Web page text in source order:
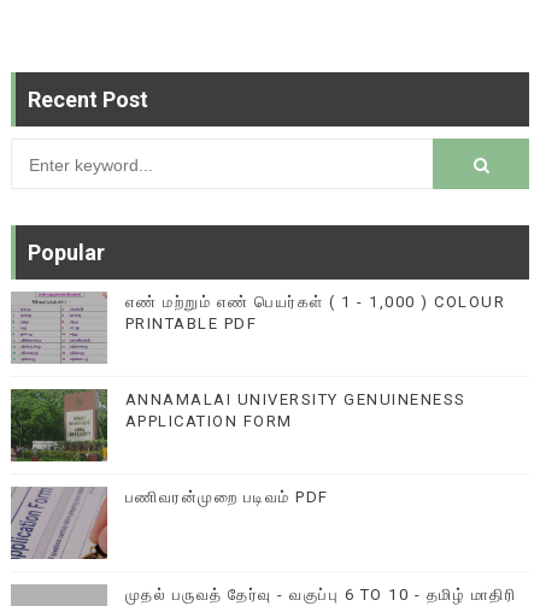
Recent Post
Popular
எண் மற்றும் எண் பெயர்கள் ( 1 - 1,000 ) COLOUR
PRINTABLE PDF
ANNAMALAI UNIVERSITY GENUINENESS
APPLICATION FORM
பணிவரன்முறை படிவம் PDF
முதல் பருவத் தேர்வு - வகுப்பு 6 TO 10 - தமிழ் மாதிரி